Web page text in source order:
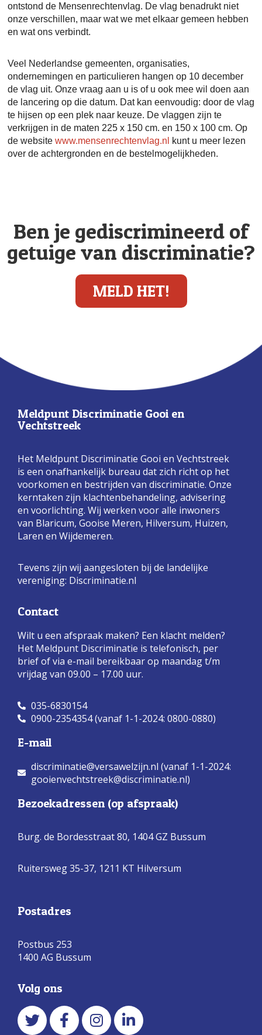
ontstond de Mensenrechtenvlag. De vlag benadrukt niet
onze verschillen, maar wat we met elkaar gemeen hebben
en wat ons verbindt.
Veel Nederlandse gemeenten, organisaties,
ondernemingen en particulieren hangen op 10 december
de vlag uit. Onze vraag aan u is of u ook mee wil doen aan
de lancering op die datum. Dat kan eenvoudig: door de vlag
te hijsen op een plek naar keuze. De vlaggen zijn te
verkrijgen in de maten 225 x 150 cm. en 150 x 100 cm. Op
de website www.mensenrechtenvlag.nl
kunt u meer lezen
over de achtergronden en de bestelmogelijkheden.
Ben je gediscrimineerd of
getuige van discriminatie?
MELD HET!
Meldpunt Discriminatie Gooi en
Vechtstreek
Het Meldpunt Discriminatie Gooi en Vechtstreek
is een onafhankelijk bureau dat zich richt op het
voorkomen en bestrijden van discriminatie. Onze
kerntaken zijn klachtenbehandeling, advisering
en voorlichting. Wij werken voor alle inwoners
van Blaricum, Gooise Meren, Hilversum, Huizen,
Laren en Wijdemeren.
Tevens zijn wij aangesloten bij de landelijke
vereniging: Discriminatie.nl
Contact
Wilt u een afspraak maken? Een klacht melden?
Het Meldpunt Discriminatie is telefonisch, per
brief of via e-mail bereikbaar op maandag t/m
vrijdag van 09.00 – 17.00 uur.
035-6830154
0900-2354354 (vanaf 1-1-2024: 0800-0880)
E-mail
discriminatie@versawelzijn.nl (vanaf 1-1-2024:
gooienvechtstreek@discriminatie.nl)
Bezoekadressen (op afspraak)
Burg. de Bordesstraat 80, 1404 GZ Bussum
Ruitersweg 35-37, 1211 KT Hilversum
Postadres
Postbus 253
1400 AG Bussum
Volg ons